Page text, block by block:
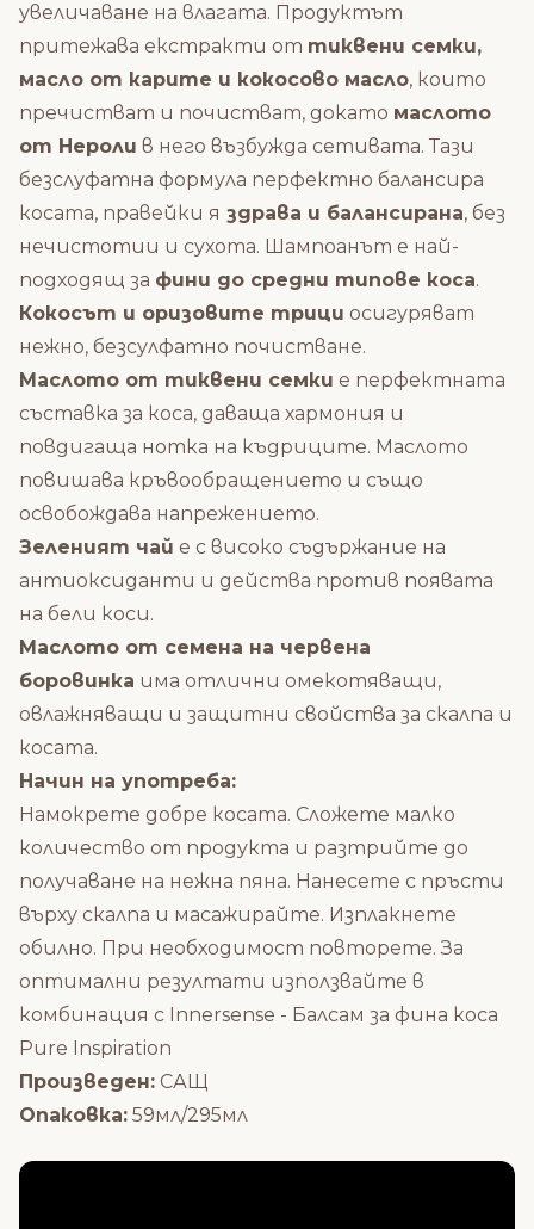
увеличаване на влагата. Продуктът
притежава екстракти от тиквени семки,
масло от карите и кокосово масло, които
пречистват и почистват, докато маслото
от Нероли в него възбужда сетивата. Тази
безслуфатна формула перфектно балансира
косата, правейки я здрава и балансирана, без
нечистотии и сухота. Шампоанът е най-
подходящ за фини до средни типове коса.
Кокосът и оризовите трици осигуряват
нежно, безсулфатно почистване.
Маслото от тиквени семки е перфектната
съставка за коса, даваща хармония и
повдигаща нотка на къдриците. Маслото
повишава кръвообращението и също
освобождава напрежението.
Зеленият чай е с високо съдържание на
антиоксиданти и действа против появата
на бели коси.
Маслото от семена на червена
боровинка има отлични омекотяващи,
овлажняващи и защитни свойства за скалпа и
косата.
Начин на употреба:
Намокрете добре косата. Сложете малко
количество от продукта и разтрийте до
получаване на нежна пяна. Нанесете с пръсти
върху скалпа и масажирайте. Изплакнете
обилно. При необходимост повторете. За
оптимални резултати използвайте в
комбинация с Innersense - Балсам за фина коса
Pure Inspiration
Произведен: САЩ
Опаковка: 59мл/295мл